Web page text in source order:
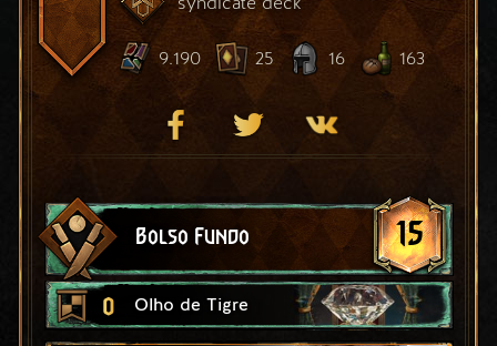
9.190 25 16 163
Bolso Fundo 15
0 Olho de Tigre